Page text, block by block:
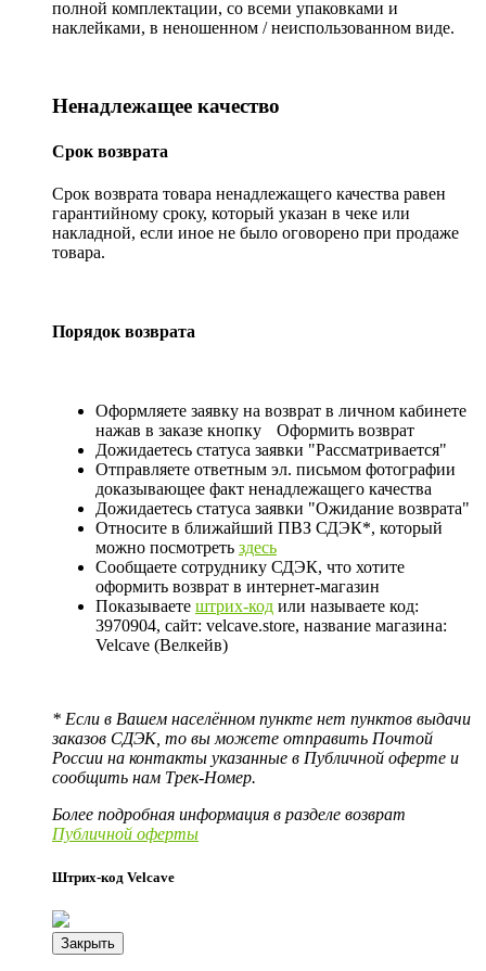
полной комплектации, со всеми упаковками и
наклейками, в неношенном / неиспользованном виде.
Ненадлежащее качество
Срок возврата
Срок возврата товара ненадлежащего качества равен
гарантийному сроку, который указан в чеке или
накладной, если иное не было оговорено при продаже
товара.
Порядок возврата
Оформляете заявку на возврат в личном кабинете
нажав в заказе кнопку
Оформить возврат
Дожидаетесь статуса заявки "Рассматривается"
Отправляете ответным эл. письмом фотографии
доказывающее факт ненадлежащего качества
Дожидаетесь статуса заявки "Ожидание возврата"
Относите в ближайший ПВЗ СДЭК*, который
можно посмотреть здесь
Сообщаете сотруднику СДЭК, что хотите
оформить возврат в интернет-магазин
Показываете штрих-код или называете код:
3970904, сайт: velcave.store, название магазина:
Velcave (Велкейв)
* Если в Вашем населённом пункте нет пунктов выдачи
заказов СДЭК, то вы можете отправить Почтой
России на контакты указанные в Публичной оферте и
сообщить нам Трек-Номер.
Более подробная информация в разделе возврат
Публичной оферты
Штрих-код Velcave
Закрыть